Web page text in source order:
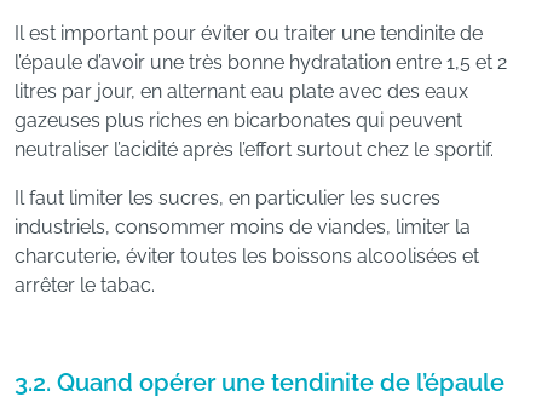
Il est important pour éviter ou traiter une tendinite de
l’épaule d’avoir une très bonne hydratation entre 1,5 et 2
litres par jour, en alternant eau plate avec des eaux
gazeuses plus riches en bicarbonates qui peuvent
neutraliser l’acidité après l’effort surtout chez le sportif.
Il faut limiter les sucres, en particulier les sucres
industriels, consommer moins de viandes, limiter la
charcuterie, éviter toutes les boissons alcoolisées et
arrêter le tabac.
3.2. Quand opérer une tendinite de l’épaule